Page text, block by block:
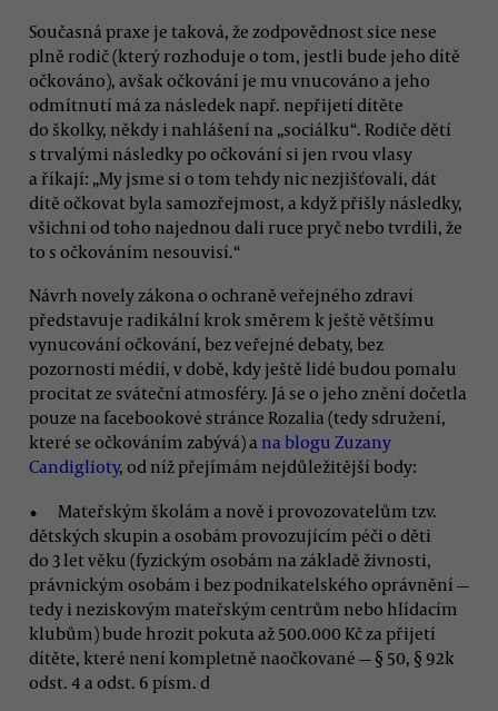
Současná praxe je taková, že zodpovědnost sice nese
plně rodič (který rozhoduje o tom, jestli bude jeho dítě
očkováno), avšak očkování je mu vnucováno a jeho
odmítnutí má za následek např. nepřijetí dítěte
do školky, někdy i nahlášení na „sociálku“. Rodiče dětí
s trvalými následky po očkování si jen rvou vlasy
a říkají: „My jsme si o tom tehdy nic nezjišťovali, dát
dítě očkovat byla samozřejmost, a když přišly následky,
všichni od toho najednou dali ruce pryč nebo tvrdili, že
to s očkováním nesouvisí.“
Návrh novely zákona o ochraně veřejného zdraví
představuje radikální krok směrem k ještě většímu
vynucování očkování, bez veřejné debaty, bez
pozornosti médií, v době, kdy ještě lidé budou pomalu
procitat ze sváteční atmosféry. Já se o jeho znění dočetla
pouze na facebookové stránce Rozalia (tedy sdružení,
které se očkováním zabývá) a na blogu Zuzany
Candiglioty, od níž přejímám nejdůležitější body:
Mateřským školám a nově i provozovatelům tzv.
dětských skupin a osobám provozujícím péči o děti
do 3 let věku (fyzickým osobám na základě živnosti,
právnickým osobám i bez podnikatelského oprávnění —
tedy i neziskovým mateřským centrům nebo hlídacím
klubům) bude hrozit pokuta až 500.000 Kč za přijetí
dítěte, které není kompletně naočkované — § 50, § 92k
odst. 4 a odst. 6 písm. d